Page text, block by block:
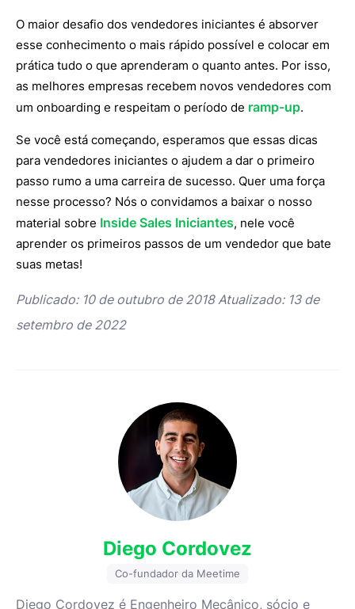
O maior desafio dos vendedores iniciantes é absorver
esse conhecimento o mais rápido possível e colocar em
prática tudo o que aprenderam o quanto antes. Por isso,
as melhores empresas recebem novos vendedores com
um onboarding e respeitam o período de ramp-up.
Se você está começando, esperamos que essas dicas
para vendedores iniciantes o ajudem a dar o primeiro
passo rumo a uma carreira de sucesso. Quer uma força
nesse processo? Nós o convidamos a baixar o nosso
material sobre Inside Sales Iniciantes, nele você
aprender os primeiros passos de um vendedor que bate
suas metas!
Publicado: 10 de outubro de 2018 Atualizado: 13 de
setembro de 2022
Diego Cordovez
Co-fundador da Meetime
Diego Cordovez é Engenheiro Mecânico, sócio e